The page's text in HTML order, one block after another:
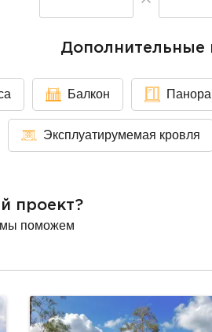
Дополнительные
Балкон
Эксплуатирумемая кровля
проект?
мы поможем